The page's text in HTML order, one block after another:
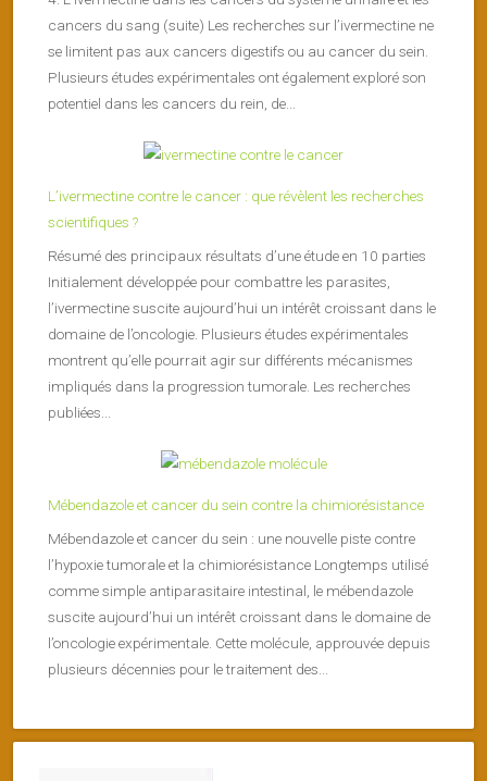
cancers du sang (suite) Les recherches sur l’ivermectine ne
se limitent pas aux cancers digestifs ou au cancer du sein.
Plusieurs études expérimentales ont également exploré son
potentiel dans les cancers du rein, de...
L’ivermectine contre le cancer : que révèlent les recherches
scientifiques ?
Résumé des principaux résultats d’une étude en 10 parties
Initialement développée pour combattre les parasites,
l’ivermectine suscite aujourd’hui un intérêt croissant dans le
domaine de l’oncologie. Plusieurs études expérimentales
montrent qu’elle pourrait agir sur différents mécanismes
impliqués dans la progression tumorale. Les recherches
publiées...
Mébendazole et cancer du sein contre la chimiorésistance
Mébendazole et cancer du sein : une nouvelle piste contre
l’hypoxie tumorale et la chimiorésistance Longtemps utilisé
comme simple antiparasitaire intestinal, le mébendazole
suscite aujourd’hui un intérêt croissant dans le domaine de
l’oncologie expérimentale. Cette molécule, approuvée depuis
plusieurs décennies pour le traitement des...